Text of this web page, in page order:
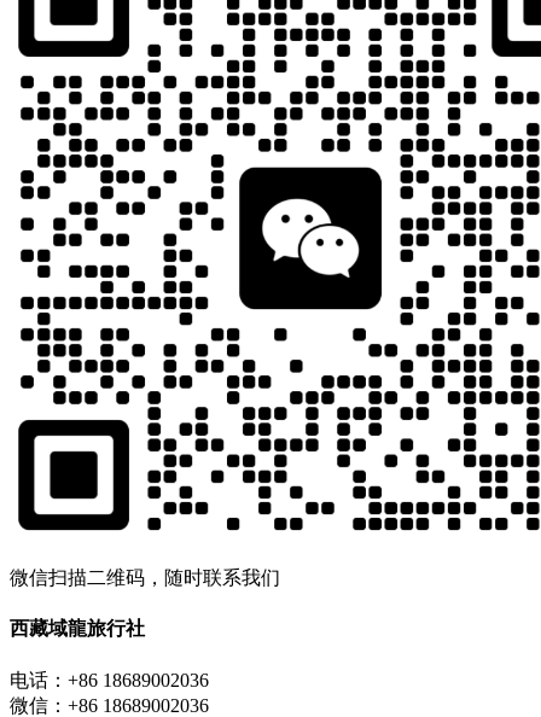
微信扫描二维码，随时联系我们
西藏域龍旅行社
电话：+86 18689002036
微信：+86 18689002036